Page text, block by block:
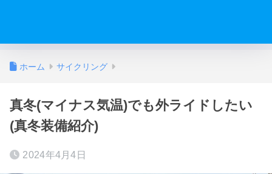
ホーム サイクリング
真冬(マイナス気温)でも外ライドしたい
(真冬装備紹介)
2024年4月4日